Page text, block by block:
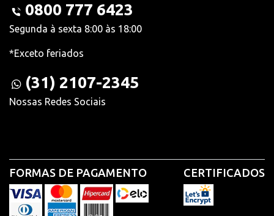
0800 777 6423
Segunda à sexta 8:00 às 18:00
*Exceto feriados
(31) 2107-2345
Nossas Redes Sociais
FORMAS DE PAGAMENTO CERTIFICADOS